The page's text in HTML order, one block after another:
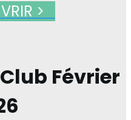
>
Février